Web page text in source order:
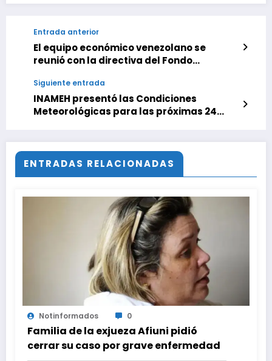
Entrada anterior
El equipo económico venezolano se
reunió con la directiva del Fondo
Siguiente entrada
INAMEH presentó las Condiciones
Meteorológicas para las próximas 24
ENTRADAS RELACIONADAS
Notinformados 0
Familia de la exjueza Afiuni pidió
cerrar su caso por grave enfermedad